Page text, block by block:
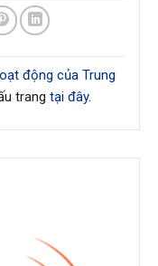
động của Trung
trang tại đây.